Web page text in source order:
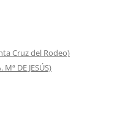
Cruz del Rodeo)
DE JESÚS)